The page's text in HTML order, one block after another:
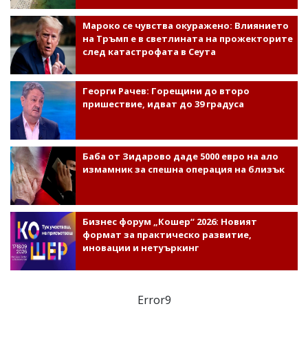
Мароко се чувства окуражено: Влиянието
на Тръмп е в светлината на прожекторите
след катастрофата в Сеута
Георги Рачев: Горещини до второ
пришествие, идват до 39 градуса
Баба от Зидарово даде 5000 евро на ало
измамник за спешна операция на близък
Бизнес форум „Кошер“ 2026: Новият
формат за практическо развитие,
иновации и нетуъркинг
Error9